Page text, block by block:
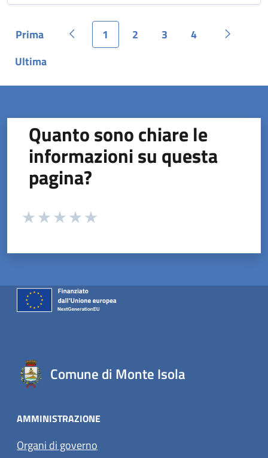
Pagina
Prima Pagina precedente
Pagina
1 Pagina
2 Pagina
3 Pagina
4
Pagina
Pagina
Ultima
Quanto sono chiare le
informazioni su questa
pagina?
Valuta da 1 a 5 stelle la pagina
Comune di Monte Isola
AMMINISTRAZIONE
Organi di governo